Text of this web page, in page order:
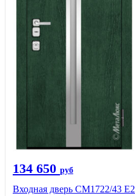
134 650 руб
Входная дверь СМ1722/43 Е2